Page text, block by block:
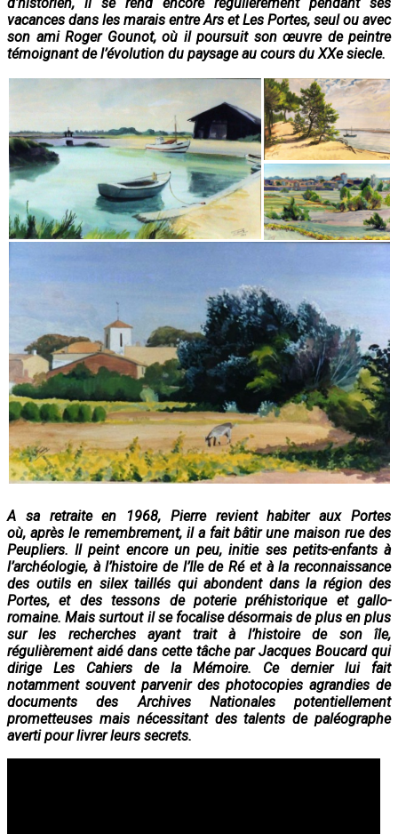
vacances dans les marais entre Ars et Les Portes, seul ou avec
son ami Roger Gounot, où il poursuit son œuvre de peintre
témoignant de l’évolution du paysage au cours du XXe siecle.
A sa retraite en 1968, Pierre revient habiter aux Portes
où,après le remembrement, ila fait bâtir une maison rue des
Peupliers. Il peint encore un peu, initie ses petits-enfants à
l’archéologie, à l’histoire de l’Ile de Ré et à la reconnaissance
des outils en silex taillés qui abondent dans la région des
Portes, et des tessons de poterie préhistorique et gallo-
romaine. Mais surtout il se focalise désormais de plus en plus
sur les recherches ayant trait à l’histoire de son île,
régulièrement aidé dans cette tâche par Jacques Boucard qui
dirige Les Cahiers de la Mémoire. Ce dernier lui fait
notamment souvent parvenir des photocopies agrandies de
documents des Archives Nationales potentiellement
prometteuses mais nécessitant des talents de paléographe
averti pour livrer leurs secrets.